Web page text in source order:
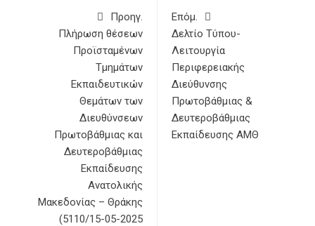
Προηγ.
Πλήρωση θέσεων
Προϊσταμένων
Τμημάτων
Εκπαιδευτικών
Θεμάτων των
Διευθύνσεων
Πρωτοβάθμιας και
Δευτεροβάθμιας
Εκπαίδευσης
Ανατολικής
Μακεδονίας – Θράκης
(5110/15-05-2025
Επόμ.
Δελτίο Τύπου-
Λειτουργία
Περιφερειακής
Διεύθυνσης
Πρωτοβάθμιας &
Δευτεροβάθμιας
Εκπαίδευσης ΑΜΘ